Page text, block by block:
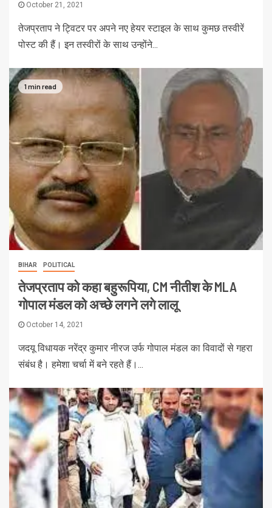
October 21, 2021
तेजप्रताप ने ट्व‍िटर पर अपने नए हेयर स्‍टाइल के साथ कुमछ तस्‍वीरें
पोस्‍ट की हैं। इन तस्‍वीरों के साथ उन्‍होंने...
1 min read
BIHAR POLITICAL
तेजप्रताप को कहा बहुरूपिया, CM नीतीश के MLA
गोपाल मंडल को अच्छे लगने लगे लालू
October 14, 2021
जदयू विधायक नरेंद्र कुमार नीरज उर्फ गोपाल मंडल का विवादों से गहरा
संबंध है। हमेशा चर्चा में बने रहते हैं।...